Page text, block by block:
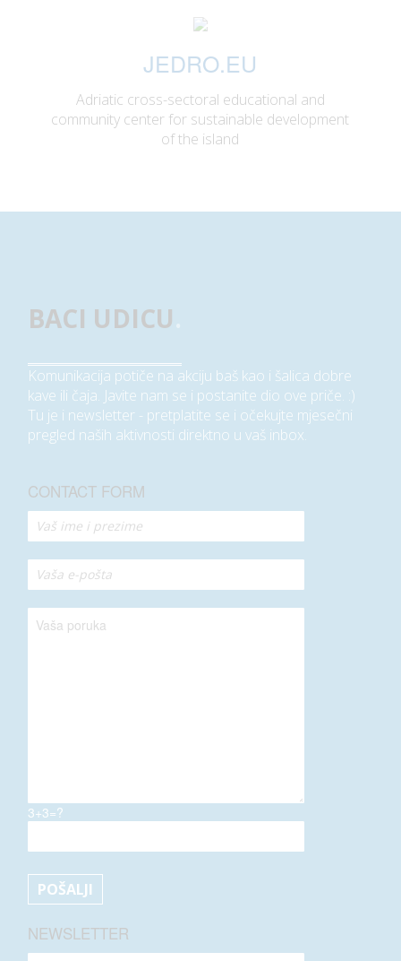
JEDRO.EU
Adriatic cross-sectoral educational and
community center for sustainable development
of the island
BACI UDICU
Komunikacija potiče na akciju baš kao i šalica dobre
kave ili čaja. Javite nam se i postanite dio ove priče. :)
Tu je i newsletter - pretplatite se i očekujte mjesečni
pregled naših aktivnosti direktno u vaš inbox.
CONTACT FORM
3+3=?
NEWSLETTER